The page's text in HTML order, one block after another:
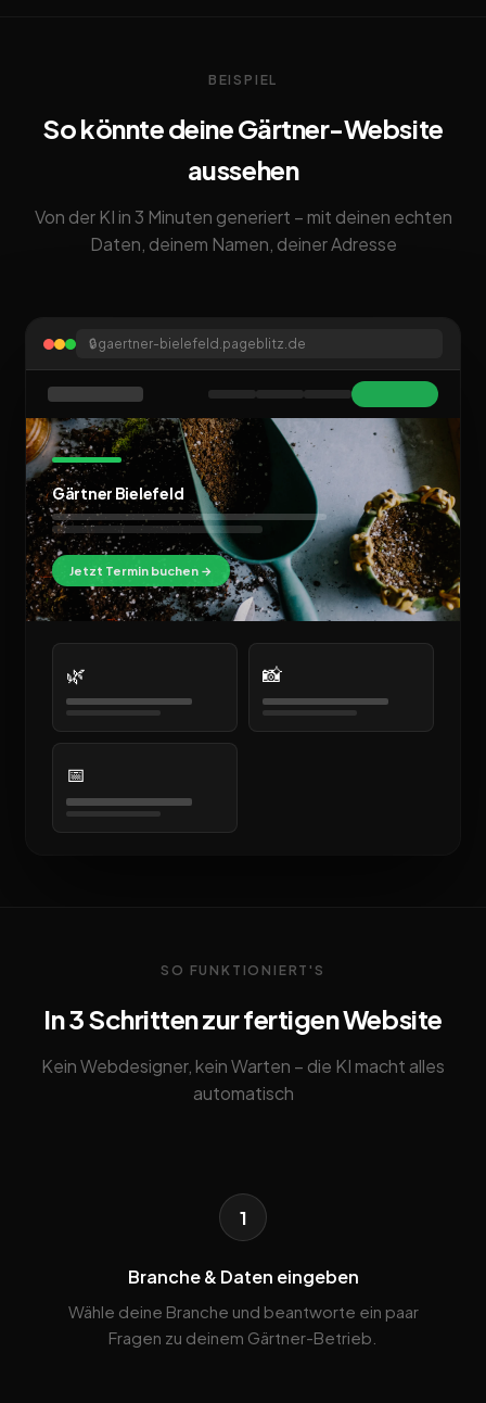
BEISPIEL
So könnte deine Gärtner-Website
aussehen
Von der KI in 3 Minuten generiert – mit deinen echten
Daten, deinem Namen, deiner Adresse
🔒gaertner-bielefeld.pageblitz.de
Gärtner Bielefeld
Jetzt Termin buchen →
🌿 📸
📅
SO FUNKTIONIERT'S
In 3 Schritten zur fertigen Website
Kein Webdesigner, kein Warten – die KI macht alles
automatisch
1
Branche & Daten eingeben
Wähle deine Branche und beantworte ein paar
Fragen zu deinem Gärtner-Betrieb.